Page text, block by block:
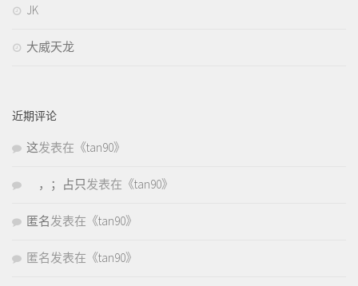
JK
大威天龙
近期评论
这发表在《tan90》
，；占只发表在《tan90》
匿名发表在《tan90》
匿名发表在《tan90》